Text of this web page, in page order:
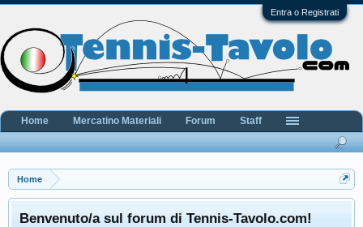
Entra o Registrati
Home
Benvenuto/a sul forum di Tennis-Tavolo.com!
Home Mercatino Materiali Forum Staff